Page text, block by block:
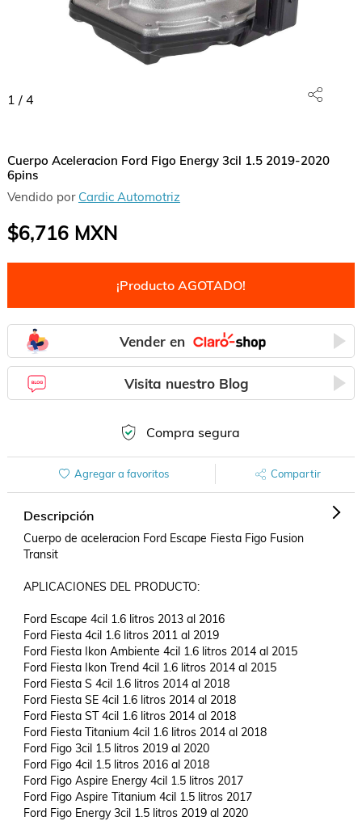
1 / 4
Cuerpo Aceleracion Ford Figo Energy 3cil 1.5 2019-2020
6pins
Vendido por Cardic Automotriz
$6,716MXN
¡Producto AGOTADO!
Vender en
Visita nuestro Blog
Compra segura
Agregar a favoritos Compartir
Descripción
Cuerpo de aceleracion Ford Escape Fiesta Figo Fusion
Transit
APLICACIONES DEL PRODUCTO:
Ford Escape 4cil 1.6 litros 2013 al 2016
Ford Fiesta 4cil 1.6 litros 2011 al 2019
Ford Fiesta Ikon Ambiente 4cil 1.6 litros 2014 al 2015
Ford Fiesta Ikon Trend 4cil 1.6 litros 2014 al 2015
Ford Fiesta S 4cil 1.6 litros 2014 al 2018
Ford Fiesta SE 4cil 1.6 litros 2014 al 2018
Ford Fiesta ST 4cil 1.6 litros 2014 al 2018
Ford Fiesta Titanium 4cil 1.6 litros 2014 al 2018
Ford Figo 3cil 1.5 litros 2019 al 2020
Ford Figo 4cil 1.5 litros 2016 al 2018
Ford Figo Aspire Energy 4cil 1.5 litros 2017
Ford Figo Aspire Titanium 4cil 1.5 litros 2017
Ford Figo Energy 3cil 1.5 litros 2019 al 2020